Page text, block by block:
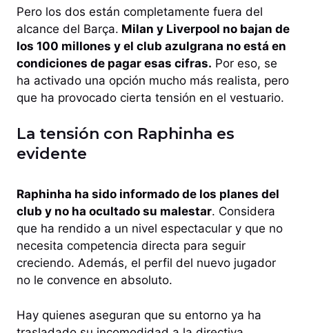
Pero los dos están completamente fuera del
alcance del Barça. Milan y Liverpool no bajan de
los 100 millones y el club azulgrana no está en
condiciones de pagar esas cifras. Por eso, se
ha activado una opción mucho más realista, pero
que ha provocado cierta tensión en el vestuario.
La tensión con Raphinha es
evidente
Raphinha ha sido informado de los planes del
club y no ha ocultado su malestar. Considera
que ha rendido a un nivel espectacular y que no
necesita competencia directa para seguir
creciendo. Además, el perfil del nuevo jugador
no le convence en absoluto.
Hay quienes aseguran que su entorno ya ha